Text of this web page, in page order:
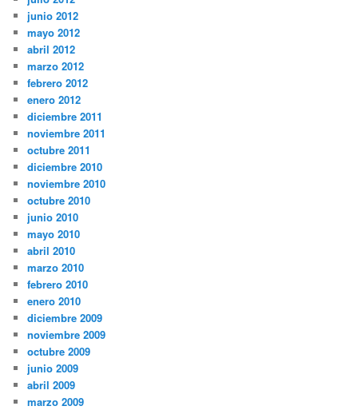
junio 2012
mayo 2012
abril 2012
marzo 2012
febrero 2012
enero 2012
diciembre 2011
noviembre 2011
octubre 2011
diciembre 2010
noviembre 2010
octubre 2010
junio 2010
mayo 2010
abril 2010
marzo 2010
febrero 2010
enero 2010
diciembre 2009
noviembre 2009
octubre 2009
junio 2009
abril 2009
marzo 2009